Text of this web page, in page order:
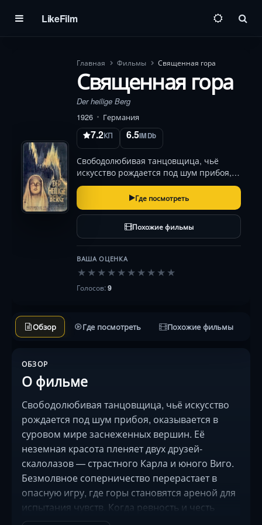
LikeFilm
Главная Фильмы Священная гора
Священная гора
Der heilige Berg
1926
Германия
7.2КП 6.5IMDb
Свободолюбивая танцовщица, чьё
искусство рождается под шум прибоя,
оказывается в суровом мире
заснеженных вершин. Её неземная
красота пленяет двух друзей-
скалолазов — страстного Карла и юного
Виго. Безмолвное соперничест…
Где посмотреть
Похожие фильмы
ВАША ОЦЕНКА
★ ★ ★ ★ ★ ★ ★ ★ ★ ★
Голосов:9
Обзор Где посмотреть Похожие фильмы
ОБЗОР
О фильме
Свободолюбивая танцовщица, чьё искусство
рождается под шум прибоя, оказывается в
суровом мире заснеженных вершин. Её
неземная красота пленяет двух друзей-
скалолазов — страстного Карла и юного Виго.
Безмолвное соперничество перерастает в
опасную игру, где горы становятся ареной для
испытания чувств. Когда ревность и честь
сталкиваются на узком карнизе над бездной,